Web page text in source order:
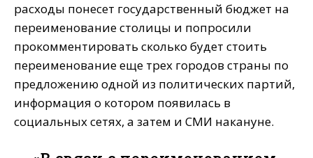
расходы понесет государственный бюджет на
переименование столицы и попросили
прокомментировать сколько будет стоить
переименование еще трех городов страны по
предложению одной из политических партий,
информация о котором появилась в
социальных сетях, а затем и СМИ накануне.